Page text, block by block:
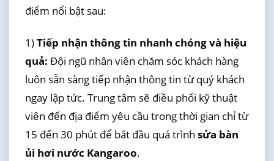
điểm nổi bật sau:
1)Tiếp nhận thông tin nhanh chóng và hiệu
quả: Đội ngũ nhân viên chăm sóc khách hàng
luôn sẵn sàng tiếp nhận thông tin từ quý khách
ngay lập tức. Trung tâm sẽ điều phối kỹ thuật
viên đến địa điểm yêu cầu trong thời gian chỉ từ
15 đến 30 phút để bắt đầu quá trình sửa bàn
ủi hơi nước Kangaroo.